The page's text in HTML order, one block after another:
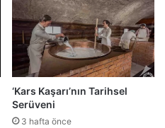
‘Kars Kaşarı’nın Tarihsel
Serüveni
3 hafta önce